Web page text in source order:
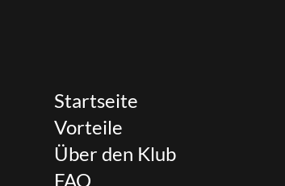
Startseite
Vorteile
Über den Klub
FAQ